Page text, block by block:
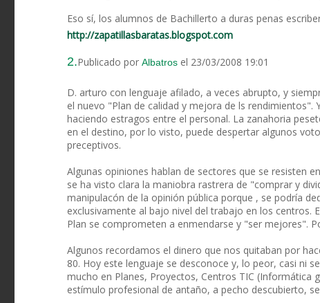
Eso sí, los alumnos de Bachillerto a duras penas
http://zapatillasbaratas.blogspot.com
2.Publicado por Albatros el 23/03/2008 19:01
D. arturo con lenguaje afilado, a veces abrupto, y
el nuevo "Plan de calidad y mejora de ls
haciendo estragos entre el personal. La zanahoria
en el destino, por lo visto, puede despertar algunos
preceptivos.
Algunas opiniones hablan de sectores que se resisten
se ha visto clara la maniobra rastrera de "comprar y
manipulacón de la opinión pública porque , se podría
exclusivamente al bajo nivel del trabajo en los centros.
Plan se comprometen a enmendarse y "ser mejores".
Algunos recordamos el dinero que nos quitaban por
80. Hoy este lenguaje se desconoce y, lo peor, casi ni
mucho en Planes, Proyectos, Centros TIC (Informática
estímulo profesional de antaño, a pecho descubierto,